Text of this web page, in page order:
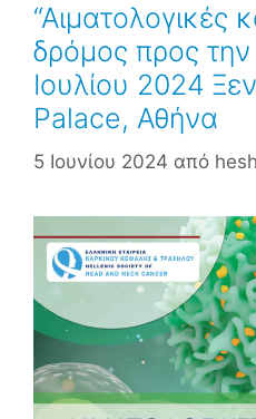
“Αιματολογικές
δρόμος προς την
Ιουλίου 2024
Palace, Αθήνα
5 Ιουνίου 2024 από